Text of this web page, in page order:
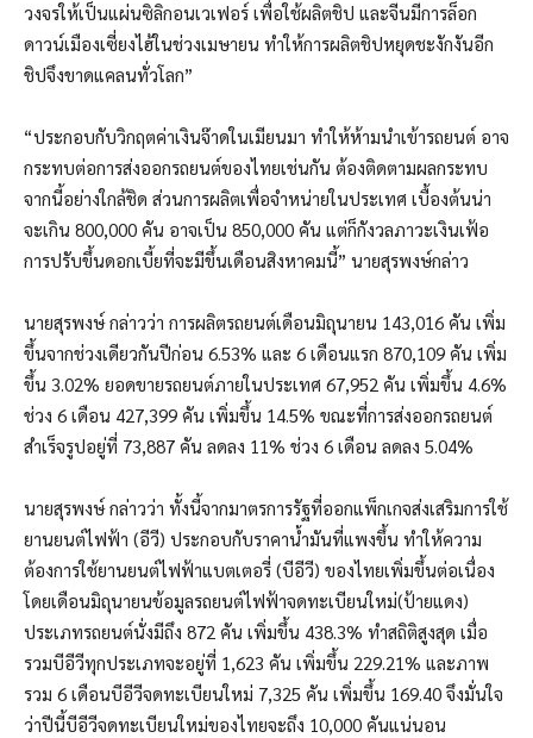
วงจรให้เป็นแผ่นซิลิกอนเวเฟอร์ เพื่อใช้ผลิตชิป และจีนมีการล็อก
ดาวน์เมืองเซี่ยงไฮ้ในช่วงเมษายน ทำให้การผลิตชิปหยุดชะงักงันอีก
ชิปจึงขาดแคลนทั่วโลก”
“ประกอบกับวิกฤตค่าเงินจ๊าดในเมียนมา ทำให้ห้ามนำเข้ารถยนต์ อาจ
กระทบต่อการส่งออกรถยนต์ของไทยเช่นกัน ต้องติดตามผลกระทบ
จากนี้อย่างใกล้ชิด ส่วนการผลิตเพื่อจำหน่ายในประเทศ เบื้องต้นน่า
จะเกิน 800,000 คัน อาจเป็น 850,000 คัน แต่ก็กังวลภาวะเงินเฟ้อ
การปรับขึ้นดอกเบี้ยที่จะมีขึ้นเดือนสิงหาคมนี้” นายสุรพงษ์กล่าว
นายสุรพงษ์ กล่าวว่า การผลิตรถยนต์เดือนมิถุนายน 143,016 คัน เพิ่ม
ขึ้นจากช่วงเดียวกันปีก่อน 6.53% และ 6 เดือนแรก 870,109 คัน เพิ่ม
ขึ้น 3.02% ยอดขายรถยนต์ภายในประเทศ 67,952 คัน เพิ่มขึ้น 4.6%
ช่วง 6 เดือน 427,399 คัน เพิ่มขึ้น 14.5% ขณะที่การส่งออกรถยนต์
สำเร็จรูปอยู่ที่ 73,887 คัน ลดลง 11% ช่วง 6 เดือน ลดลง 5.04%
นายสุรพงษ์ กล่าวว่า ทั้งนี้จากมาตรการรัฐที่ออกแพ็กเกจส่งเสริมการใช้
ยานยนต์ไฟฟ้า (อีวี) ประกอบกับราคาน้ำมันที่แพงขึ้น ทำให้ความ
ต้องการใช้ยานยนต์ไฟฟ้าแบตเตอรี่ (บีอีวี) ของไทยเพิ่มขึ้นต่อเนื่อง
โดยเดือนมิถุนายนข้อมูลรถยนต์ไฟฟ้าจดทะเบียนใหม่(ป้ายแดง)
ประเภทรถยนต์นั่งมีถึง 872 คัน เพิ่มขึ้น 438.3% ทำสถิติสูงสุด เมื่อ
รวมบีอีวีทุกประเภทจะอยู่ที่ 1,623 คัน เพิ่มขึ้น 229.21% และภาพ
รวม 6 เดือนบีอีวีจดทะเบียนใหม่ 7,325 คัน เพิ่มขึ้น 169.40 จึงมั่นใจ
ว่าปีนี้บีอีวีจดทะเบียนใหม่ของไทยจะถึง 10,000 คันแน่นอน